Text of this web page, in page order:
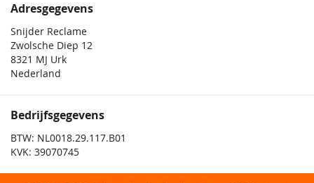
Adresgegevens
Snijder Reclame
Zwolsche Diep 12
8321 MJ Urk
Nederland
Bedrijfsgegevens
BTW: NL0018.29.117.B01
KVK: 39070745